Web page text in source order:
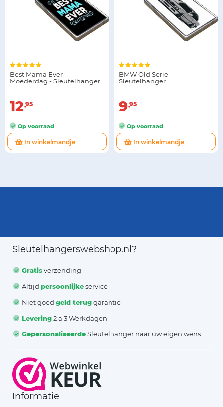
Best Mama Ever -
Moederdag - Sleutelhanger
12 95
Op voorraad
In winkelmandje
BMW Old Serie -
Sleutelhanger
9 95
Op voorraad
In winkelmandje
Sleutelhangerswebshop.nl?
Gratisverzending
Altijdpersoonlijkeservice
Niet goedgeld teruggarantie
Levering2 a 3 Werkdagen
GepersonaliseerdeSleutelhanger naar uw eigen wens
Informatie